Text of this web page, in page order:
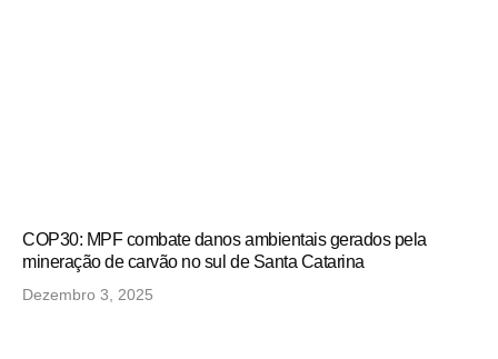
COP30: MPF combate danos ambientais gerados pela
mineração de carvão no sul de Santa Catarina
Dezembro 3, 2025